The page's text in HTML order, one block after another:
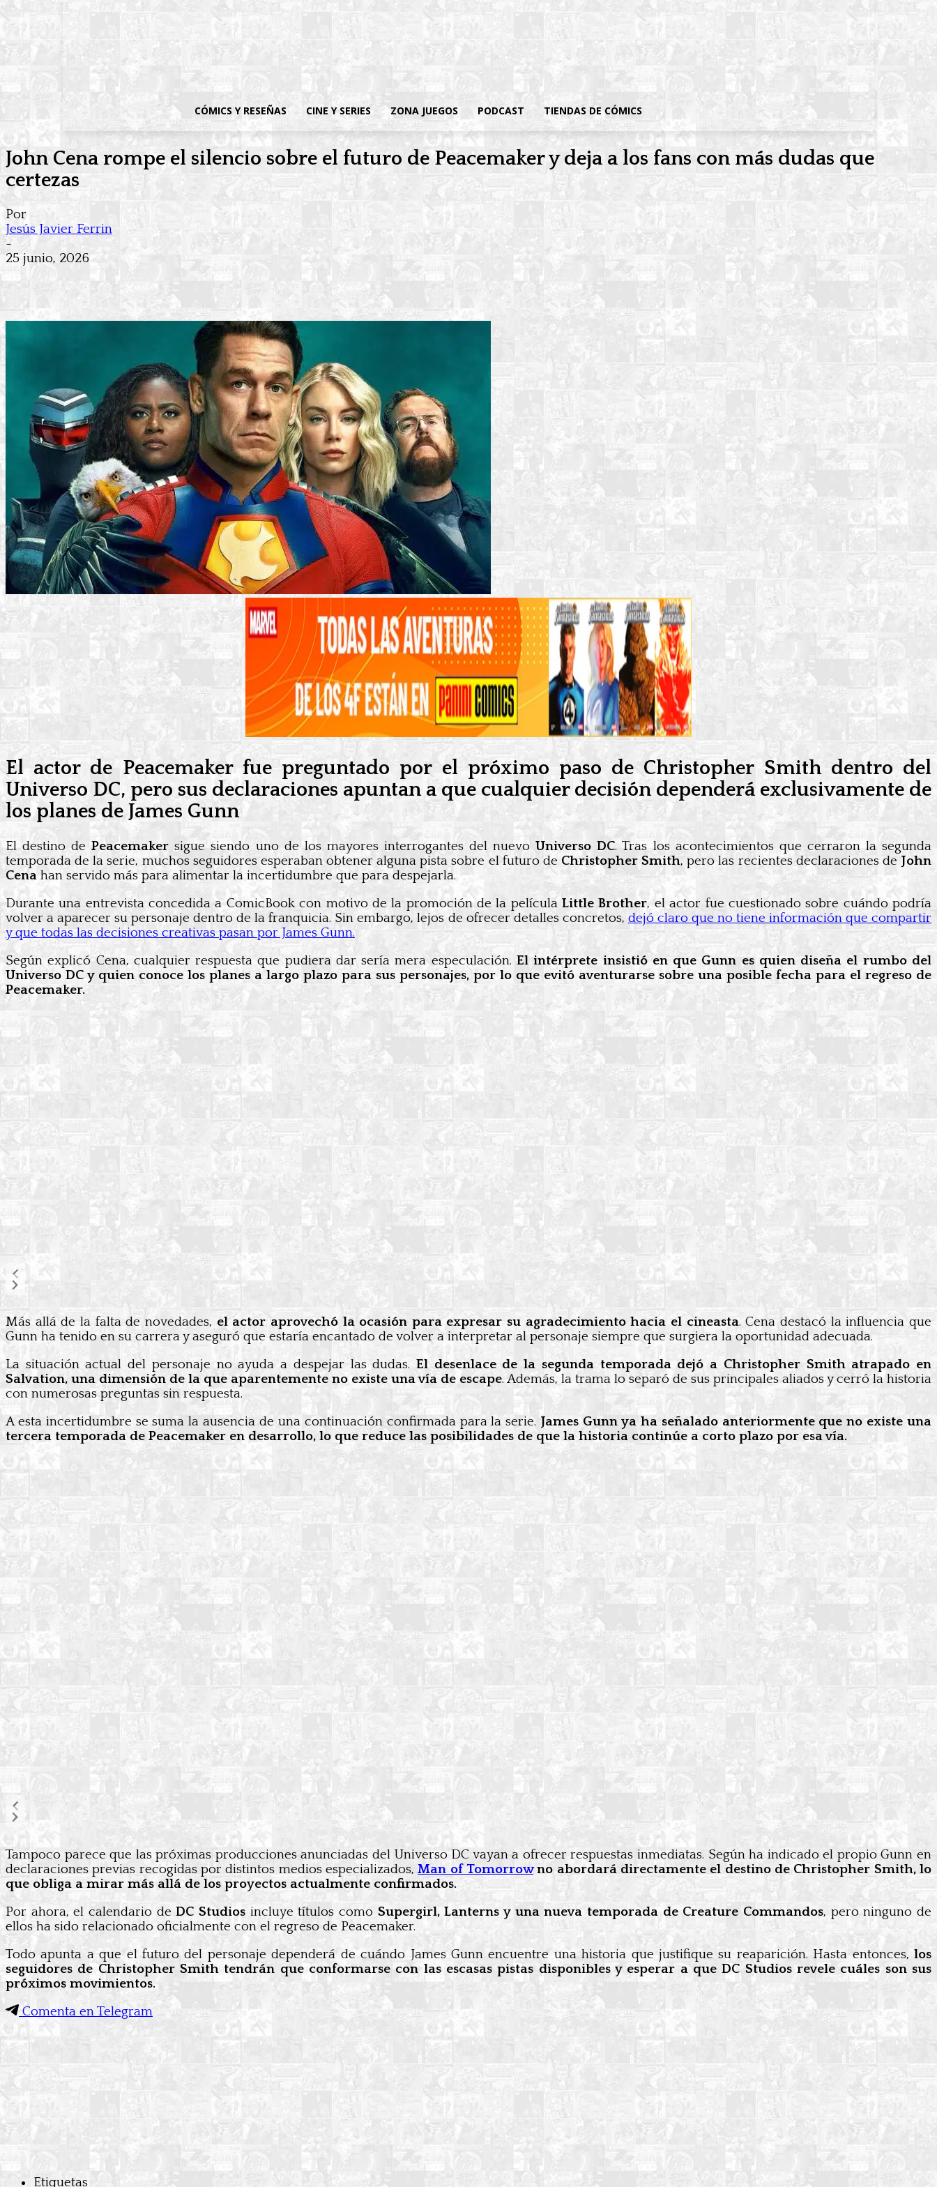
CÓMICS Y RESEÑAS CINE Y SERIES ZONA JUEGOS PODCAST TIENDAS DE CÓMICS
John Cena rompe el silencio sobre el futuro de Peacemaker y deja a los fans con más dudas que
certezas
Por
Jesús Javier Ferrin
-
25 junio, 2026
El actor de Peacemaker fue preguntado por el próximo paso de Christopher Smith dentro del
Universo DC, pero sus declaraciones apuntan a que cualquier decisión dependerá exclusivamente de
los planes de James Gunn
El destino dePeacemaker sigue siendo uno de los mayores interrogantes del nuevoUniverso DC. Tras los acontecimientos que cerraron la segunda
temporada de la serie, muchos seguidores esperaban obtener alguna pista sobre el futuro de Christopher Smith, pero las recientes declaraciones de John
Cenahan servido más para alimentar la incertidumbre que para despejarla.
Durante una entrevista concedida a ComicBook con motivo de la promoción de la películaLittle Brother, el actor fue cuestionado sobre cuándo podría
volver a aparecer su personaje dentro de la franquicia. Sin embargo, lejos de ofrecer detalles concretos, dejó claro que no tiene información que compartir
y que todas las decisiones creativas pasan por James Gunn.
Según explicó Cena, cualquier respuesta que pudiera dar sería mera especulación. El intérprete insistió en que Gunn es quien diseña el rumbo del
Universo DC y quien conoce los planes a largo plazo para sus personajes, por lo que evitó aventurarse sobre una posible fecha para el regreso de
Peacemaker.
Más allá de la falta de novedades, el actor aprovechó la ocasión para expresar su agradecimiento hacia el cineasta. Cena destacó la influencia que
Gunn ha tenido en su carrera y aseguró que estaría encantado de volver a interpretar al personaje siempre que surgiera la oportunidad adecuada.
La situación actual del personaje no ayuda a despejar las dudas. El desenlace de la segunda temporada dejó a Christopher Smith atrapado en
Salvation, una dimensión de la que aparentemente no existe una vía de escape. Además, la trama lo separó de sus principales aliados y cerró la historia
con numerosas preguntas sin respuesta.
A esta incertidumbre se suma la ausencia de una continuación confirmada para la serie.James Gunn ya ha señalado anteriormente que no existe una
tercera temporada de Peacemaker en desarrollo, lo que reduce las posibilidades de que la historia continúe a corto plazo por esa vía.
Tampoco parece que las próximas producciones anunciadas del Universo DC vayan a ofrecer respuestas inmediatas. Según ha indicado el propio Gunn en
declaraciones previas recogidas por distintos medios especializados,Man of Tomorrowno abordará directamente el destino de Christopher Smith, lo
que obliga a mirar más allá de los proyectos actualmente confirmados.
Por ahora, el calendario deDC Studios incluye títulos como Supergirl, Lanterns y una nueva temporada de Creature Commandos, pero ninguno de
ellos ha sido relacionado oficialmente con el regreso de Peacemaker.
Todo apunta a que el futuro del personaje dependerá de cuándo James Gunn encuentre una historia que justifique su reaparición. Hasta entonces, los
seguidores de Christopher Smith tendrán que conformarse con las escasas pistas disponibles y esperar a que DC Studios revele cuáles son sus
próximos movimientos.
Comenta en Telegram
Etiquetas